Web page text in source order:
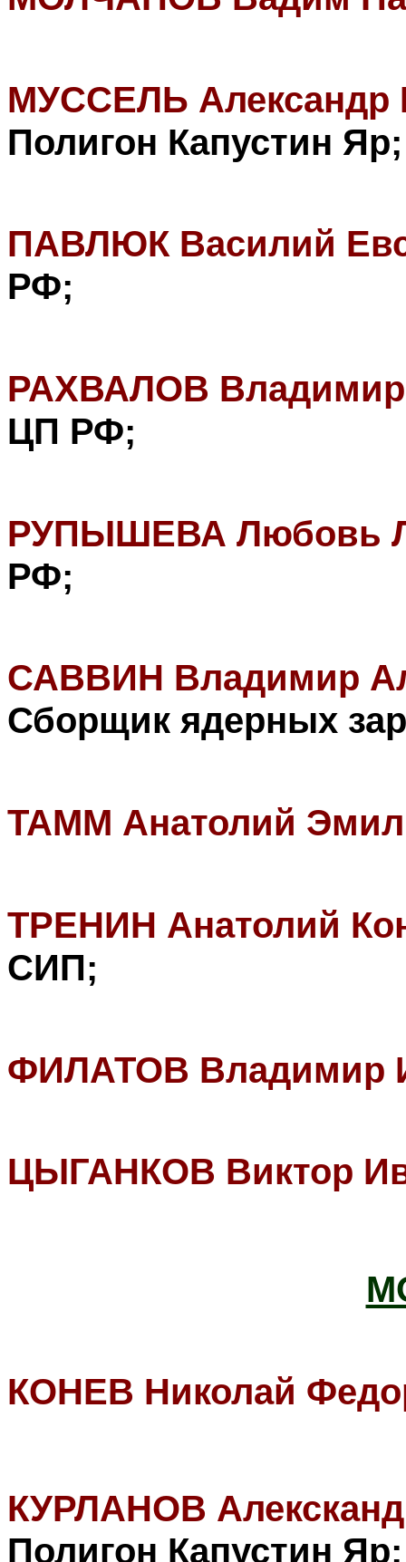
МУССЕЛЬ Александр
Полигон Капустин Яр;
ПАВЛЮК Василий
РФ;
РАХВАЛОВ Владимир
ЦП РФ;
РУПЫШЕВА Любовь
РФ;
САВВИН Владимир
Сборщик ядерных
ТАММ Анатолий
ТРЕНИН Анатолий
СИП;
ФИЛАТОВ Владимир
ЦЫГАНКОВ Виктор
КОНЕВ Николай
КУРЛАНОВ
Полигон Капустин Яр;